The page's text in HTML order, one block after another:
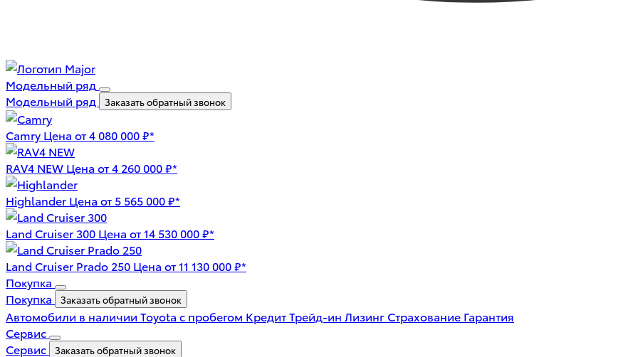
Модельный ряд
Модельный ряд
Заказать обратный звонок
Camry Цена от 4 080 000 ₽*
RAV4 NEW Цена от 4 260 000 ₽*
Highlander Цена от 5 565 000 ₽*
Land Cruiser 300 Цена от 14 530 000 ₽*
Land Cruiser Prado 250 Цена от 11 130 000 ₽*
Покупка
Покупка
Заказать обратный звонок
Автомобили в наличии Toyota с пробегом КредитТрейд-ин Лизинг Страхование Гарантия
Сервис
Сервис
Заказать обратный звонок